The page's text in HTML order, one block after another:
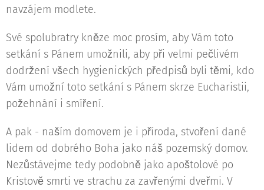
navzájem modlete.
Své spolubratry kněze moc prosím, aby Vám toto
setkání s Pánem umožnili, aby při velmi pečlivém
dodržení všech hygienických předpisů byli těmi, kdo
Vám umožní toto setkání s Pánem skrze Eucharistii,
požehnání i smíření.
A pak - naším domovem je i příroda, stvoření dané
lidem od dobrého Boha jako náš pozemský domov.
Nezůstávejme tedy podobně jako apoštolové po
Kristově smrti ve strachu za zavřenými dveřmi. V